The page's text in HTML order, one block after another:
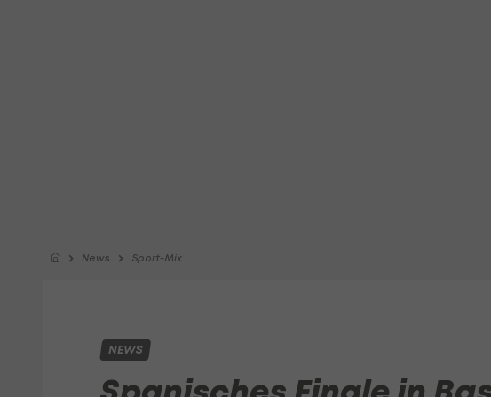
News Sport-Mix
NEWS